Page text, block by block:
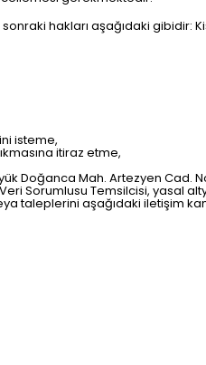
hakları aşağıdaki gibidir:
isteme,
itiraz etme,
Doğanca Mah. Artezyen Cad.
Sorumlusu Temsilcisi, yasal
taleplerini aşağıdaki iletişim